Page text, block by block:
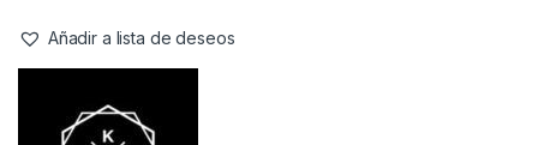
Añadir a lista de deseos